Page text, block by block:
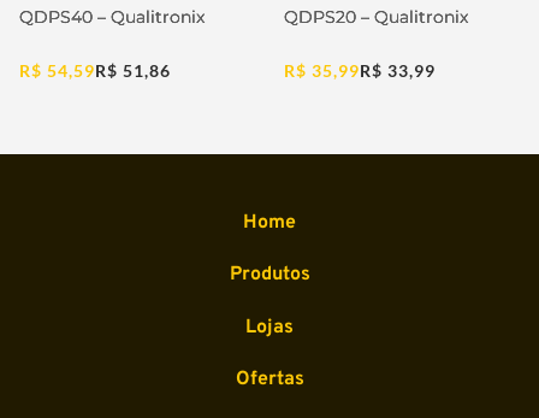
QDPS40 – Qualitronix
R$ 54,59R$ 51,86
QDPS20 – Qualitronix
R$ 35,99R$ 33,99
Home
Produtos
Lojas
Ofertas